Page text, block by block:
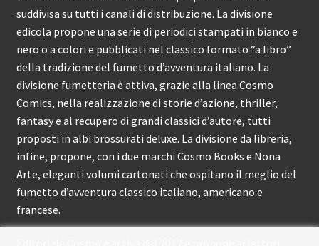
suddivisa su tutti i canali di distribuzione. La divisione
edicola propone una serie di periodici stampati in bianco e
nero o a colori e pubblicati nel classico formato “a libro”
della tradizione del fumetto d’avventura italiano. La
divisione fumetteria è attiva, grazie alla linea Cosmo
Comics, nella realizzazione di storie d’azione, thriller,
fantasy e al recupero di grandi classici d’autore, tutti
proposti in albi brossurati deluxe. La divisione da libreria,
infine, propone, con i due marchi Cosmo Books e Nona
Arte, eleganti volumi cartonati che ospitano il meglio del
fumetto d’avventura classico italiano, americano e
francese.